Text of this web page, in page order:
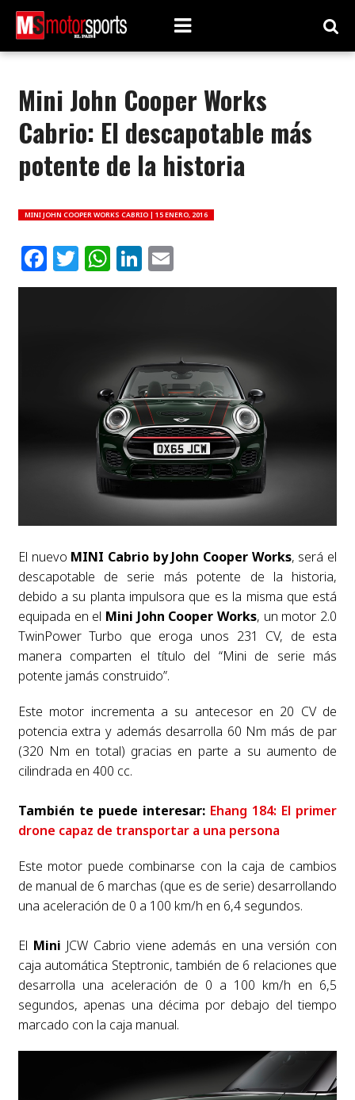
Mini John Cooper Works
Cabrio: El descapotable más
potente de la historia
MINI JOHN COOPER WORKS CABRIO | 15 ENERO, 2016
Facebook
Twitter
WhatsApp
LinkedIn
Email
El nuevo MINI Cabrio by John Cooper Works, será el
descapotable de serie más potente de la historia,
debido a su planta impulsora que es la misma que está
equipada en el Mini John Cooper Works, un motor 2.0
TwinPower Turbo que eroga unos 231 CV, de esta
manera comparten el título del “Mini de serie más
potente jamás construido”.
Este motor incrementa a su antecesor en 20 CV de
potencia extra y además desarrolla 60 Nm más de par
(320 Nm en total) gracias en parte a su aumento de
cilindrada en 400 cc.
También te puede interesar: Ehang 184: El primer
drone capaz de transportar a una persona
Este motor puede combinarse con la caja de cambios
de manual de 6 marchas (que es de serie) desarrollando
una aceleración de 0 a 100 km/h en 6,4 segundos.
El Mini JCW Cabrio viene además en una versión con
caja automática Steptronic, también de 6 relaciones que
desarrolla una aceleración de 0 a 100 km/h en 6,5
segundos, apenas una décima por debajo del tiempo
marcado con la caja manual.